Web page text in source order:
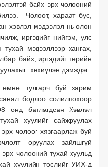
байх эрх чөлөөний
Чөлөөт, хараат бус,
хэвлэл мэдээлэл нь олон
иргэдийг нийгэм, улс
мэдээллээр хангах,
байх, иргэдийг төрийн
хөхиүлэн дэмждэг.
өмнө тулгарч буй зарим
бодлоо солилцохоор
онд батлагдсан Хэвлэл
хуулийг сайжруулах
чөлөөг хязгаарлаж буй
оруулах зайлшгүй
чөлөөний тухай хуульд
хуулийн төслийг УИХ-д